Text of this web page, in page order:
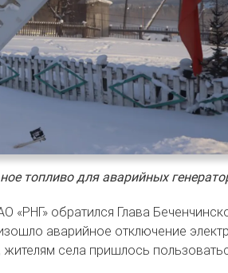
топливо для аварийных
обратился Глава
аварийное отключение
села пришлось